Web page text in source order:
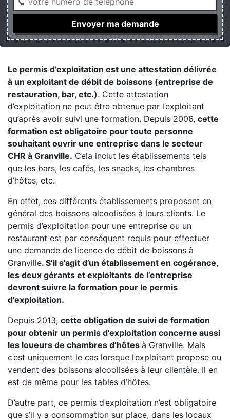
Le permis d’exploitation est une attestation délivrée
à un exploitant de débit de boissons (entreprise de
restauration, bar, etc.). Cette attestation
d’exploitation ne peut être obtenue par l’exploitant
qu’après avoir suivi une formation. Depuis 2006, cette
formation est obligatoire pour toute personne
souhaitant ouvrir une entreprise dans le secteur
CHR à Granville. Cela inclut les établissements tels
que les bars, les cafés, les snacks, les chambres
d’hôtes, etc.
En effet, ces différents établissements proposent en
général des boissons alcoolisées à leurs clients. Le
permis d’exploitation pour une entreprise ou un
restaurant est par conséquent requis pour effectuer
une demande de licence de débit de boissons à
Granville. S’il s’agit d’un établissement en cogérance,
les deux gérants et exploitants de l’entreprise
devront suivre la formation pour le permis
d’exploitation.
Depuis 2013, cette obligation de suivi de formation
pour obtenir un permis d’exploitation concerne aussi
les loueurs de chambres d’hôtes à Granville. Mais
c’est uniquement le cas lorsque l’exploitant propose ou
vendent des boissons alcoolisées à leur clientèle. Il en
est de même pour les tables d’hôtes.
D’autre part, ce permis d’exploitation n’est obligatoire
que s’il y a consommation sur place, dans les locaux